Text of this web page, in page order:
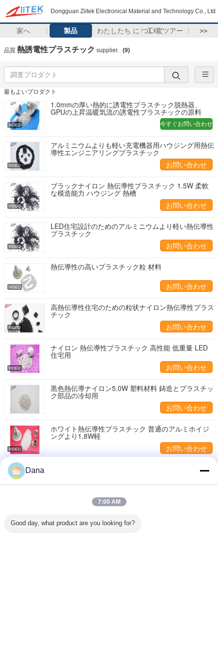
Dongguan Ziitek Electronical Material and Technology Co., Ltd
家へ 製品 わたしたち に つい て工場 ツアー >>
品質 熱誘電性プラスチック supplier. (9)
最もよいプロダクト
1.0mmの厚い熱的に誘電性プラスチック脱熱器、
GPUの上昇温暖気流の誘電性プラスチックの原料
今すぐお問い合わせ
アルミニウムよりも軽い充電機器用ハウジング用熱伝
導性エンジニアリングプラスチック
お問い合わせ
ブラックナイロン 熱伝導性プラスチック 1.5W 柔軟
な模造能力 ハウジング 熱槽
お問い合わせ
LED住宅設計のためのアルミニウムより軽い熱伝導性
プラスチック
お問い合わせ
熱伝導性の高いプラスチック粒 材料
お問い合わせ
高熱伝導性住宅のための粒状ナイロン熱伝導性プラス
チック
お問い合わせ
ナイロン 熱伝導性プラスチック 高性能 低重量 LED
住宅用
お問い合わせ
黒色熱伝導ナイロン5.0W 塑料材料 鋳造とプラスチッ
ク部品の冷却用
お問い合わせ
ホワイト熱伝導性プラスチック 普通のアルミホイジ
ングより1.8W軽
お問い合わせ
LED熱伝導ナイロンの粒子 粒子が形成 白いプラスチ
Dana
7:00 AM
Good day, what product are you looking for?